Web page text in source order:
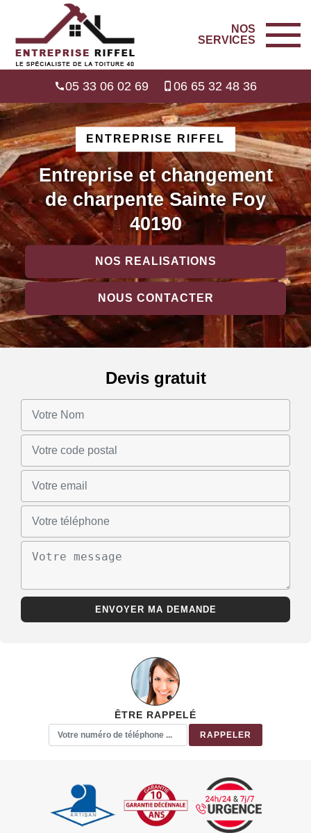
NOS
SERVICES
05 33 06 02 69 06 65 32 48 36
ENTREPRISE RIFFEL
Entreprise et changement
de charpente Sainte Foy
40190
NOS REALISATIONS
NOUS CONTACTER
Devis gratuit
ÊTRE RAPPELÉ